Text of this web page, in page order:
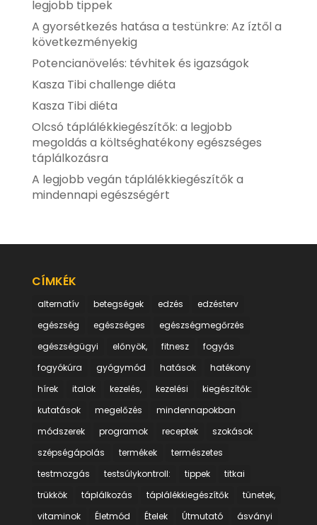
legjobb tippek
A gyorsétkezés hatása a testünkre: Az íztől a
következményekig
Potencianövelés: tévhitek és igazságok
Kasza Tibi challenge diéta
Kasza Tibi diéta
Olcsó táplálékkiegészítők: a legjobb
megoldás a költséghatékony egészséges
táplálkozásra
A legjobb vegán táplálékkiegészítők a
mindennapi egészségért
CÍMKÉK
alternatív betegségek edzés
edzésterv
egészség
egészséges
egészségmegőrzés
egészségügyi
előnyök, fitnesz
fogyás
fogyókúra
gyógymód hatások
hatékony
hírek
italok kezelés, kezelési
kiegészítők:
kutatások
megelőzés
mindennapokban
módszerek
programok receptek
szokások
szépségápolás
termékek
természetes
testmozgás
testsúlykontroll: tippek
titkai
trükkök
táplálkozás táplálékkiegészítők
tünetek,
vitaminok
Életmód Ételek Útmutató
ásványi